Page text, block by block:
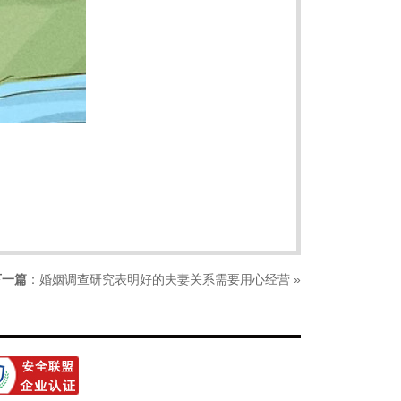
篇 ： 婚姻调查研究表明好的夫妻关系需要用心经营 »